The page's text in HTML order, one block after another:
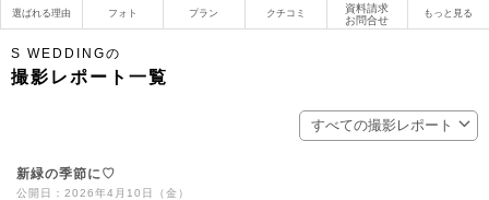
選ばれる理由 フォト プラン クチコミ
資料請求
お問合せ
もっと見る
撮影レポート
ブログ
アクセス/TEL
S WEDDINGの
撮影レポート一覧
すべての撮影レポート
新緑の季節に♡
公開日：2026年4月10日（金）